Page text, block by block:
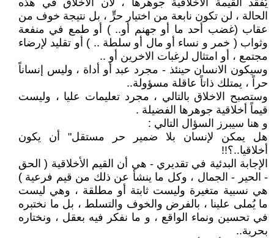
يُفقد القيمة الأخلاقية جوهرها ، لأن الأخلاق في هذه
الحالة ، لن تكون نابعة من اختيار حرٍّ ، بل نتيجة خوف من
عقاب (غضب أحد ما أو جهنم أو.. ) أو طمع في منفعة
وثواب ( خمر و نساء أو مال أو سلطة .. ) أو تقليد لإرضاء
مجتمع ، أو امتثال لرغبات الاخرين أو ..
وسيكون الانسان حينئذ - مجرد عبد أو أداة ، وليس إنساناً
حراً ، يمتلك ذاتاً عاقلة مسؤولة..
وستصبح الاخلاق بالتالي ، مجرد تعليمات عليا ، وليست
قيماً أخلاقية جوهرها الفضيلة .
و هنا سيبرز السؤال التالي :
هل يمكن لإنسان بلا ضمير حر مستقل" أن يكون
أخلاقيا..؟!!
الإجابة البدئية في تقديري - هي أن القيم الأخلاقية ( الحق
- الحير - الجمال ، وكل ما ينشأ عن ذلك من قيم فرعية )
هي نسبية متغيرة وليست ثابتة أو مطلقة ، وهي ليست
ما يُملى علينا ، بالفرض والخوف والتسلط ، بل ما نختبره
في تحسين ونماء الواقع ، و ما نفكر فيه بعقل ، ونختاره
بحرية..